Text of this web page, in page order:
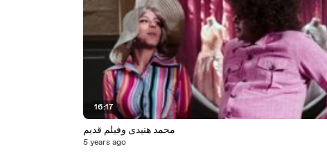
16:17
محمد هنيدى وفيلم قديم
5 years ago